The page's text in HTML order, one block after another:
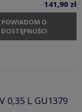
141,90 zł
POWIADOM O
DOSTĘPNOŚCI
0,35 L GU1379